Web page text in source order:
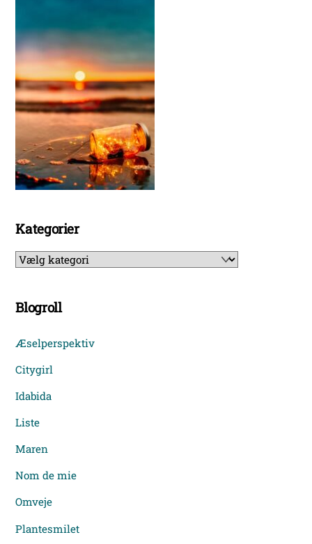
Kategorier
Kategorier
Blogroll
Æselperspektiv
Citygirl
Idabida
Liste
Maren
Nom de mie
Omveje
Plantesmilet